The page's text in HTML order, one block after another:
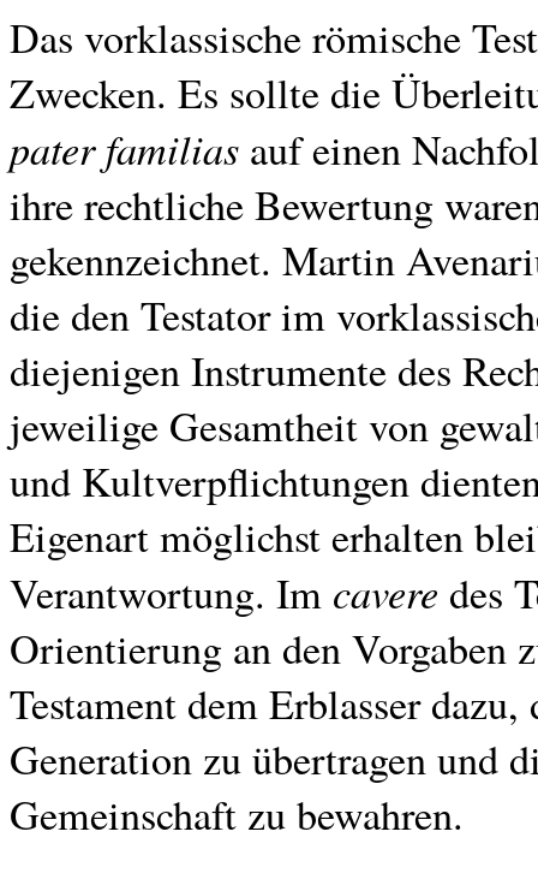
Das vorklassische römische
Zwecken. Es sollte die
pater familias auf einen
ihre rechtliche Bewertung
gekennzeichnet. Martin
die den Testator im
diejenigen Instrumente des
jeweilige Gesamtheit von
und Kultverpflichtungen
Eigenart möglichst erhalten
Verantwortung. Im cavere des
Orientierung an den Vorgaben
Testament dem Erblasser
Generation zu übertragen und
Gemeinschaft zu bewahren.